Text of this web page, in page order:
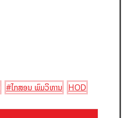
#ໄກສອນ ພົມວິຫານ HOD